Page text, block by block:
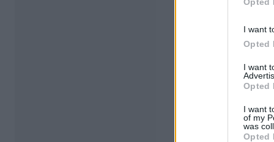
I want
Opted
I want
Opted
I want
of my
was
Opted